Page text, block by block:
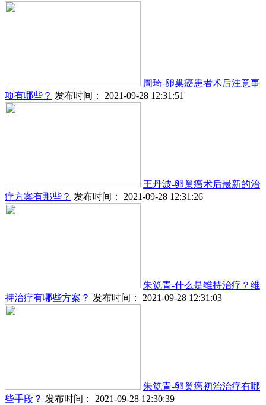
周琦-卵巢癌患者术后注意事
项有哪些？ 发布时间： 2021-09-28 12:31:51
王丹波-卵巢癌术后最新的治
疗方案有那些？ 发布时间： 2021-09-28 12:31:26
朱笕青-什么是维持治疗？维
持治疗有哪些方案？ 发布时间： 2021-09-28 12:31:03
朱笕青-卵巢癌初治治疗有哪
些手段？ 发布时间： 2021-09-28 12:30:39